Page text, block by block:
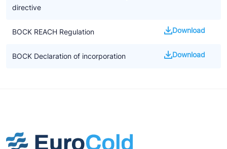
directive
BOCK REACH Regulation Download
BOCK Declaration of incorporation Download